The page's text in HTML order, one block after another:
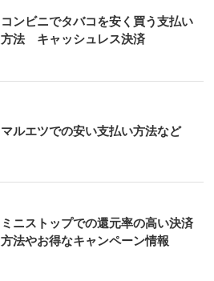
コンビニでタバコを安く買う支払い
方法 キャッシュレス決済
マルエツでの安い支払い方法など
ミニストップでの還元率の高い決済
方法やお得なキャンペーン情報